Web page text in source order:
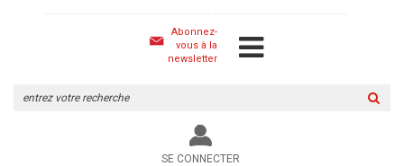
Abonnez-
vous à la
newsletter
le
site
SE CONNECTER